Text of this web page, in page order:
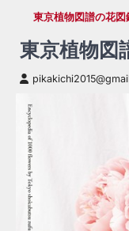
東京植物図譜の花図
東京植物図